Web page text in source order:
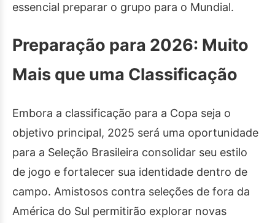
essencial preparar o grupo para o Mundial.
Preparação para 2026: Muito
Mais que uma Classificação
Embora a classificação para a Copa seja o
objetivo principal, 2025 será uma oportunidade
para a Seleção Brasileira consolidar seu estilo
de jogo e fortalecer sua identidade dentro de
campo. Amistosos contra seleções de fora da
América do Sul permitirão explorar novas